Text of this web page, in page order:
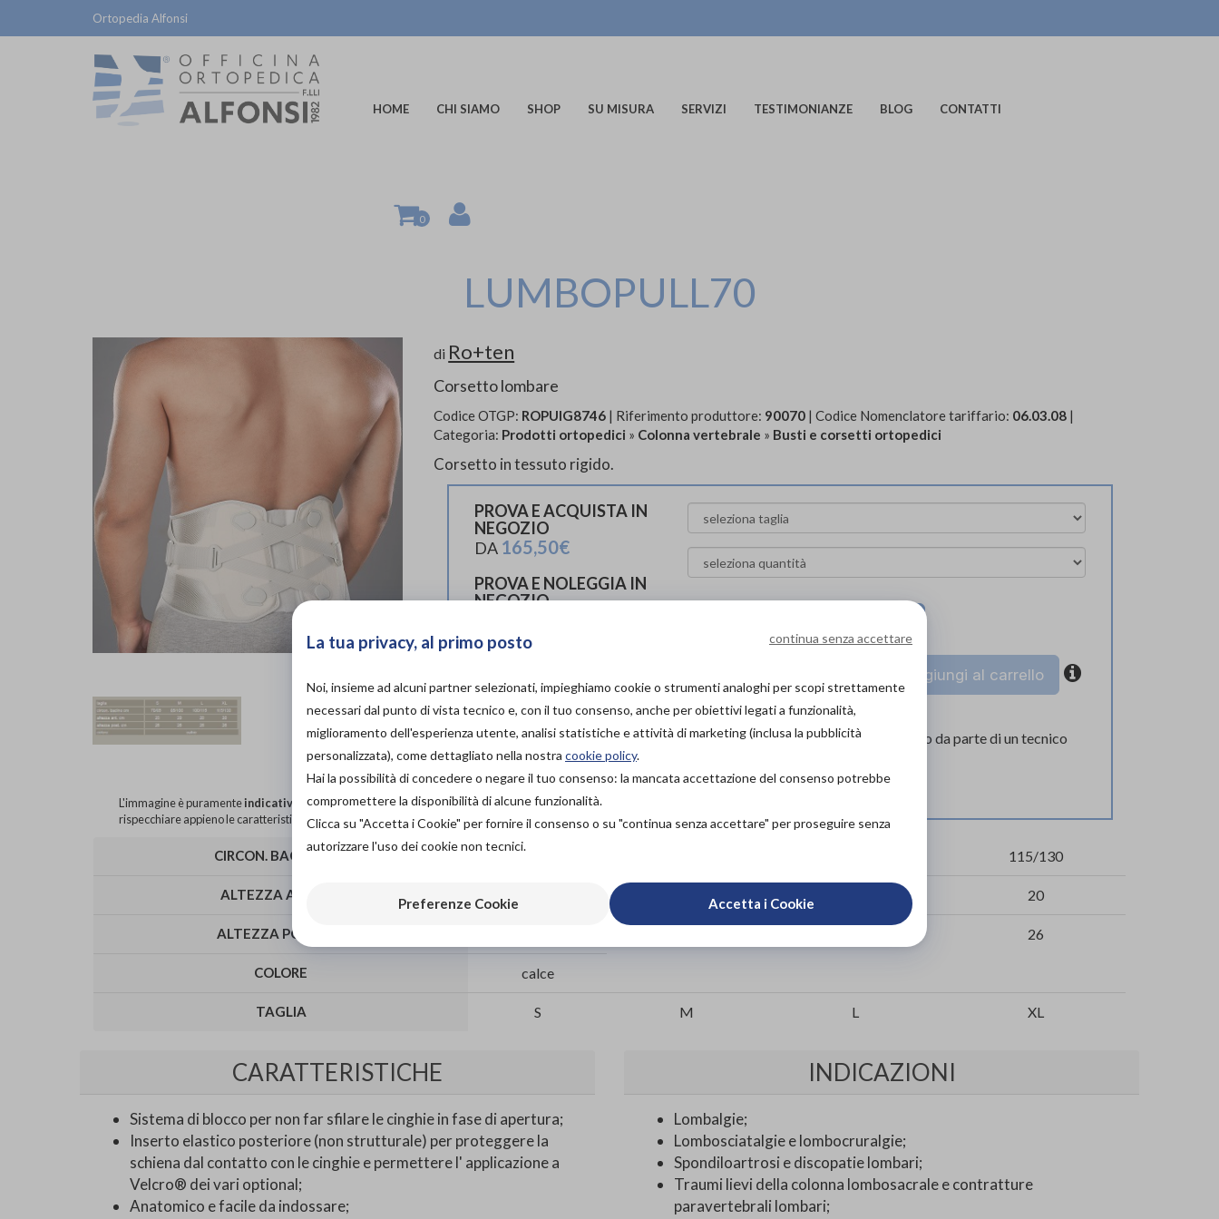
Ortopedia Alfonsi
HOME CHI SIAMO SHOP SU MISURA SERVIZI TESTIMONIANZE BLOG CONTATTI
0
LUMBOPULL70
L'immagine è puramenteindicativa
e potrebbe non
rispecchiare appieno le caratteristiche del prodotto.
di Ro+ten
Corsetto lombare
Codice OTGP: ROPUIG8746 | Riferimento produttore: 90070 | Codice Nomenclatore tariffario: 06.03.08 |
Categoria: Prodotti ortopedici » Colonna vertebrale » Busti e corsetti ortopedici
Corsetto in tessuto rigido.
PROVA E ACQUISTA IN
NEGOZIO
DA 165,50€
PROVA E NOLEGGIA IN
NEGOZIO
ACQUISTA ONLINE
Aggiungi al carrello
L'acquisto in negozio è raccomandato per garantire il corretto supporto da parte di un tecnico
CIRCON. BACINO CM 70/85 115/130
ALTEZZA ANT. CM 20
ALTEZZA POST. CM 26
COLORE calce
TAGLIA S M L XL
CARATTERISTICHE
Sistema di blocco per non far sfilare le cinghie in fase di apertura;
Inserto elastico posteriore (non strutturale) per proteggere la
schiena dal contatto con le cinghie e permettere l' applicazione a
Velcro® dei vari optional;
Anatomico e facile da indossare;
INDICAZIONI
Lombalgie;
Lombosciatalgie e lombocruralgie;
Spondiloartrosi e discopatie lombari;
Traumi lievi della colonna lombosacrale e contratture
paravertebrali lombari;
La tua privacy, al primo posto continua senza accettare
Noi, insieme ad alcuni partner selezionati, impieghiamo cookie o strumenti analoghi per scopi strettamente
necessari dal punto di vista tecnico e, con il tuo consenso, anche per obiettivi legati a funzionalità,
miglioramento dell'esperienza utente, analisi statistiche e attività di marketing (inclusa la pubblicità
personalizzata), come dettagliato nella nostra cookie policy.
Hai la possibilità di concedere o negare il tuo consenso: la mancata accettazione del consenso potrebbe
compromettere la disponibilità di alcune funzionalità.
Clicca su "Accetta i Cookie" per fornire il consenso o su "continua senza accettare" per proseguire senza
autorizzare l'uso dei cookie non tecnici.
Preferenze Cookie Accetta i Cookie